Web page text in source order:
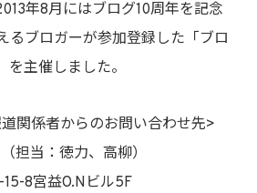
年8月にはブログ10周年を記念
るブロガーが参加登録した「ブロ
を主催しました。
関係者からのお問い合わせ先>
担当：徳力、高柳）
15-8宮益O.Nビル5F